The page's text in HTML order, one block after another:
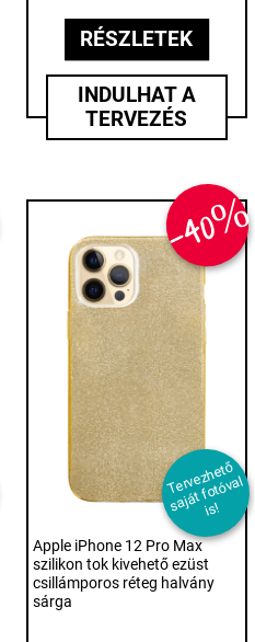
RÉSZLETEK
INDULHAT A
TERVEZÉS
-
T
er
v
e
z
h
et
ő
s
aj
át f
ot
ó
v
al
i
s!
Apple iPhone 12 Pro Max
szilikon tok kivehető ezüst
csillámporos réteg halvány
sárga